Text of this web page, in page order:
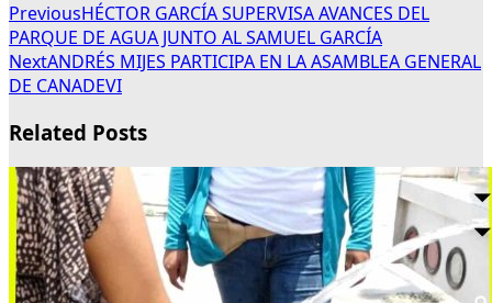
PreviousHÉCTOR GARCÍA SUPERVISA AVANCES DEL
PARQUE DE AGUA JUNTO AL SAMUEL GARCÍA
NextANDRÉS MIJES PARTICIPA EN LA ASAMBLEA GENERAL
DE CANADEVI
Related Posts